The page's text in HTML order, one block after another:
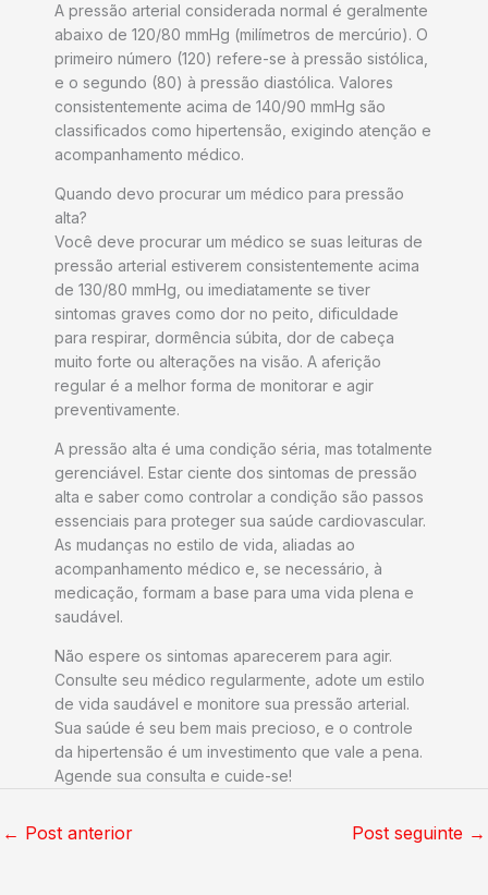
A pressão arterial considerada normal é geralmente
abaixo de 120/80 mmHg (milímetros de mercúrio). O
primeiro número (120) refere-se à pressão sistólica,
e o segundo (80) à pressão diastólica. Valores
consistentemente acima de 140/90 mmHg são
classificados como hipertensão, exigindo atenção e
acompanhamento médico.
Quando devo procurar um médico para pressão
alta?
Você deve procurar um médico se suas leituras de
pressão arterial estiverem consistentemente acima
de 130/80 mmHg, ou imediatamente se tiver
sintomas graves como dor no peito, dificuldade
para respirar, dormência súbita, dor de cabeça
muito forte ou alterações na visão. A aferição
regular é a melhor forma de monitorar e agir
preventivamente.
A pressão alta é uma condição séria, mas totalmente
gerenciável. Estar ciente dos sintomas de pressão
alta e saber como controlar a condição são passos
essenciais para proteger sua saúde cardiovascular.
As mudanças no estilo de vida, aliadas ao
acompanhamento médico e, se necessário, à
medicação, formam a base para uma vida plena e
saudável.
Não espere os sintomas aparecerem para agir.
Consulte seu médico regularmente, adote um estilo
de vida saudável e monitore sua pressão arterial.
Sua saúde é seu bem mais precioso, e o controle
da hipertensão é um investimento que vale a pena.
Agende sua consulta e cuide-se!
← Post anterior Post seguinte →